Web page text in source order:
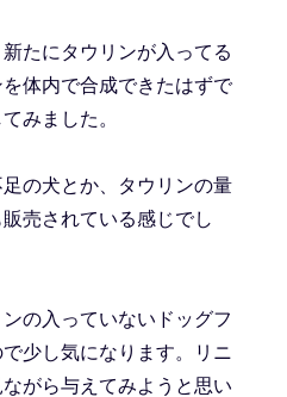
たにタウリンが入ってる
体内で合成できたはずで
みました。
の犬とか、タウリンの量
売されている感じでし
の入っていないドッグフ
少し気になります。リニ
がら与えてみようと思い